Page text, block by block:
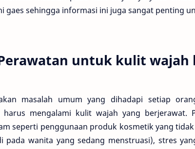
gaes sehingga informasi ini juga sangat penting
untuk kulit wajah
masalah umum yang dihadapi setiap
harus mengalami kulit wajah yang berjerawat.
seperti penggunaan produk kosmetik yang
pada wanita yang sedang menstruasi), stres